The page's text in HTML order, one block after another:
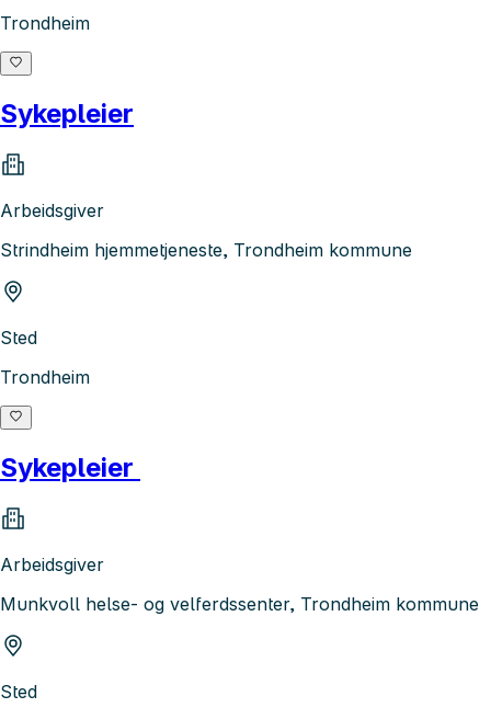
Trondheim
Sykepleier
Arbeidsgiver
Strindheim hjemmetjeneste, Trondheim kommune
Sted
Trondheim
Sykepleier
Arbeidsgiver
Munkvoll helse- og velferdssenter, Trondheim kommune
Sted